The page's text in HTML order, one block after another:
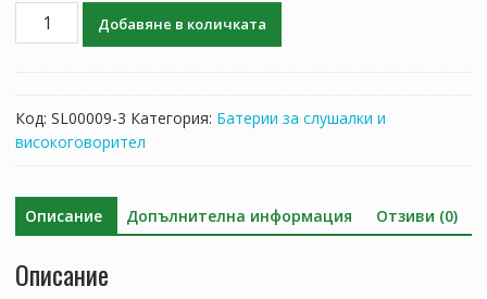
количество
Sony
RF925R,MDR-
RF925RK,MDR-
RF970RK,MDR-
Добавяне в количката
Код: SL00009-3 Категория: Батерии за слушалки и
високоговорител
Описание Допълнителна информация Отзиви (0)
Описание